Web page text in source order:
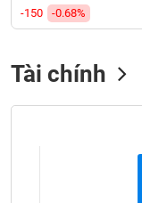
-150
-0.68%
Tài chính
SẢN
chứng
khoán